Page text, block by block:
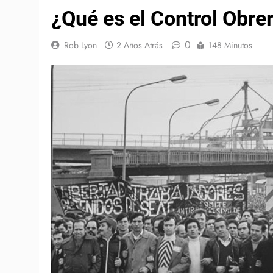
¿Qué es el Control
Rob Lyon 2 Años Atrás 0 148 Minutos